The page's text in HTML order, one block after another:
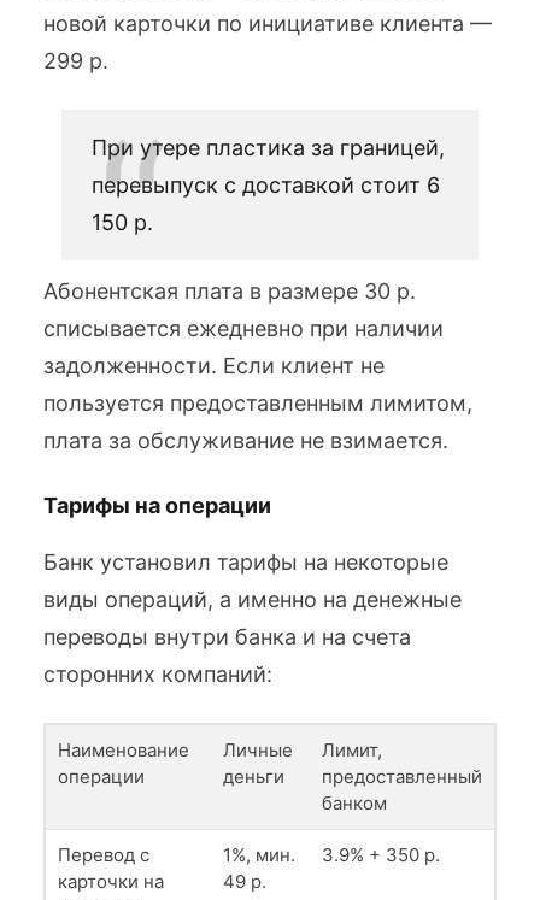
новой карточки по инициативе клиента —
299 р.
При утере пластика за границей,
перевыпуск с доставкой стоит 6
150 р.
Абонентская плата в размере 30 р.
списывается ежедневно при наличии
задолженности. Если клиент не
пользуется предоставленным лимитом,
плата за обслуживание не взимается.
Тарифы на операции
Банк установил тарифы на некоторые
виды операций, а именно на денежные
переводы внутри банка и на счета
сторонних компаний:
Наименование
операции
Личные
деньги
Лимит,
предоставленный
банком
Перевод с
карточки на
1%, мин.
49 р.
3.9% + 350 р.